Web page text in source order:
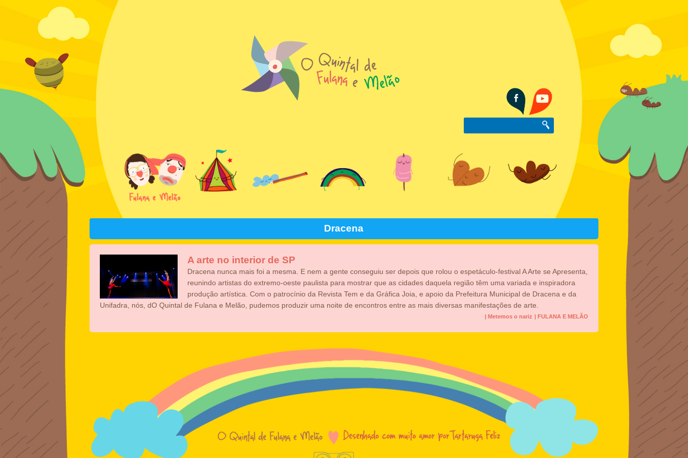
Dracena
A arte no interior de SP
Dracena nunca mais foi a mesma. E nem a gente conseguiu ser depois que rolou o espetáculo-festival A Arte se Apresenta,
reunindo artistas do extremo-oeste paulista para mostrar que as cidades daquela região têm uma variada e inspiradora
produção artística. Com o patrocínio da Revista Tem e da Gráfica Joia, e apoio da Prefeitura Municipal de Dracena e da
Unifadra, nós, dO Quintal de Fulana e Melão, pudemos produzir uma noite de encontros entre as mais diversas manifestações de arte.
| FULANA E MELÃO
| Metemos o nariz